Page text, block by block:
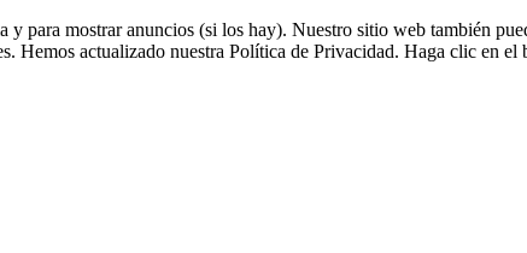
para mostrar anuncios (si los hay). Nuestro sitio web también
actualizado nuestra Política de Privacidad. Haga clic en el